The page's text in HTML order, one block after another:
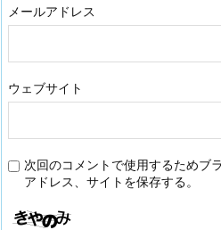
メールアドレス
ウェブサイト
次回のコメントで使用するためブ
アドレス、サイトを保存する。